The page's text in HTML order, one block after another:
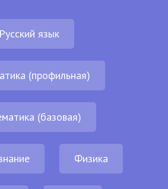
Русский язык
(профильная)
(базовая)
Физика